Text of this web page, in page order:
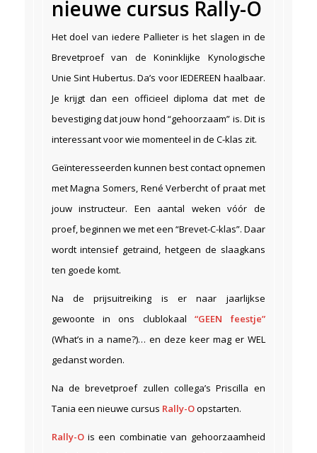
nieuwe cursus Rally-O
Het doel van iedere Pallieter is het slagen in de
Brevetproef van de Koninklijke Kynologische
Unie Sint Hubertus. Da’s voor IEDEREEN haalbaar.
Je krijgt dan een officieel diploma dat met de
bevestiging dat jouw hond “gehoorzaam” is. Dit is
interessant voor wie momenteel in de C-klas zit.
Geïnteresseerden kunnen best contact opnemen
met Magna Somers, René Verbercht of praat met
jouw instructeur. Een aantal weken vóór de
proef, beginnen we met een “Brevet-C-klas”. Daar
wordt intensief getraind, hetgeen de slaagkans
ten goede komt.
Na de prijsuitreiking is er naar jaarlijkse
gewoonte in ons clublokaal“GEEN feestje”
(What’s in a name?)… en deze keer mag er WEL
gedanst worden.
Na de brevetproef zullen collega’s Priscilla en
Tania een nieuwe cursus Rally-Oopstarten.
Rally-Ois een combinatie van gehoorzaamheid